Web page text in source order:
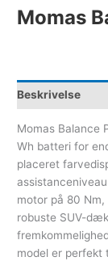
Momas
Beskrivelse
Momas Balance
Wh batteri for
placeret
motor på 80
robuste SUV-
model er perfekt